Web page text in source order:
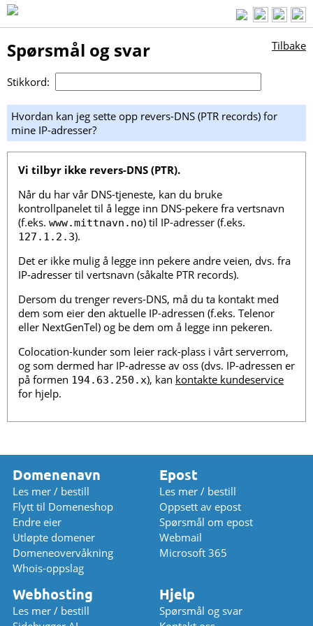
Spørsmål og svar Tilbake
Stikkord:
Hvordan kan jeg sette opp revers-DNS (PTR records) for
mine IP-adresser?
Vi tilbyr ikke revers-DNS (PTR).
Når du har vår DNS-tjeneste, kan du bruke
kontrollpanelet til å legge inn DNS-pekere fra vertsnavn
(f.eks. www.mittnavn.no) til IP-adresser (f.eks.
127.1.2.3).
Det er ikke mulig å legge inn pekere andre veien, dvs. fra
IP-adresser til vertsnavn (såkalte PTR records).
Dersom du trenger revers-DNS, må du ta kontakt med
dem som eier den aktuelle IP-adressen (f.eks. Telenor
eller NextGenTel) og be dem om å legge inn pekeren.
Colocation-kunder som leier rack-plass i vårt serverrom,
og som dermed har IP-adresse av oss (dvs. IP-adressen er
på formen 194.63.250.x), kan kontakte kundeservice
for hjelp.
Domenenavn
Les mer / bestill
Flytt til Domeneshop
Endre eier
Utløpte domener
Domeneovervåkning
Whois-oppslag
Epost
Les mer / bestill
Oppsett av epost
Spørsmål om epost
Webmail
Microsoft 365
Webhosting
Les mer / bestill
Hjelp
Spørsmål og svar